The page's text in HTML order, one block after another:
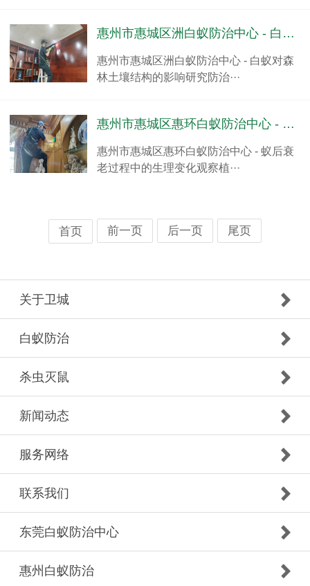
惠州市惠城区洲白蚁防治中心 - 白蚁对森林土壤结构的影响研究
惠州市惠城区洲白蚁防治中心 - 白蚁对森
林土壤结构的影响研究防治···
惠州市惠城区惠环白蚁防治中心 - 蚁后衰老过程中的生理变化观察
惠州市惠城区惠环白蚁防治中心 - 蚁后衰
老过程中的生理变化观察植···
首页 前一页 后一页 尾页
关于卫城
白蚁防治
杀虫灭鼠
新闻动态
服务网络
联系我们
东莞白蚁防治中心
惠州白蚁防治